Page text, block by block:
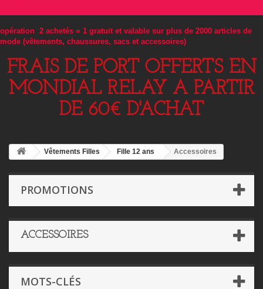
opération 2 achetés = 1 gratuit et valable sur plus de 2000 articles de
mode (vêtements, chaussures, sacs et accessoires)
FRAIS DE PORT OFFERTS EN
MONDIAL RELAY A PARTIR
DE 60€ D'ACHAT
Vêtements Filles Fille 12 ans Accessoires
PROMOTIONS
ACCESSOIRES
MOTS-CLÉS